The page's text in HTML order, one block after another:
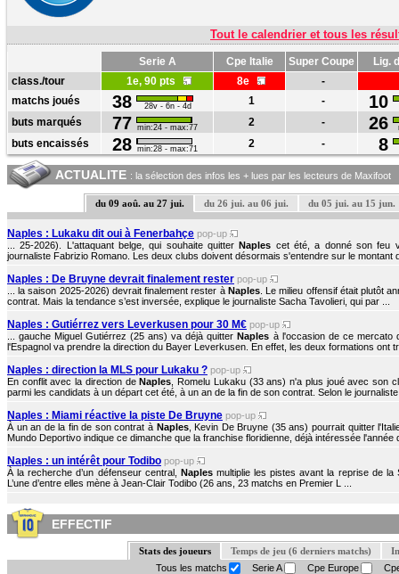
Tout le calendrier et tous les
Serie A Cpe Italie Super Coupe
Lig.
class./tour
1e, 90 pts 8e
-
matchs joués
38 28v - 6n - 4d 1 - 10
buts marqués 77 min:24 - max:77 2 - 26
buts encaissés 28 min:28 - max:71 2 - 8
ACTUALITE : la sélection des infos les + lues par les lecteurs de Maxifoot
du 09 aoû. au 27 jui. du 26 jui. au 06 jui. du 05 jui. au 15 jun.
Naples : Lukaku dit oui à Fenerbahçe pop-up
... 25-2026). L'attaquant belge, qui souhaite quitterNaples cet été, a donné son feu
journaliste Fabrizio Romano. Les deux clubs doivent désormais s'entendre sur le montant
Naples : De Bruyne devrait finalement rester pop-up
... la saison 2025-2026) devrait finalement rester à Naples. Le milieu offensif était plutôt
contrat. Mais la tendance s’est inversée, explique le journaliste Sacha Tavolieri, qui par ...
Naples : Gutiérrez vers Leverkusen pour 30 M€ pop-up
... gauche Miguel Gutiérrez (25 ans) va déjà quitterNaples à l'occasion de ce mercato
l'Espagnol va prendre la direction du Bayer Leverkusen. En effet, les deux formations ont
Naples : direction la MLS pour Lukaku ? pop-up
En conflit avec la direction deNaples , Romelu Lukaku (33 ans) n'a plus joué avec son
parmi les candidats à un départ cet été, à un an de la fin de son contrat. Selon le
Naples : Miami réactive la piste De Bruyne pop-up
À un an de la fin de son contrat à Naples, Kevin De Bruyne (35 ans) pourrait quitter
Mundo Deportivo indique ce dimanche que la franchise floridienne, déjà intéressée l'année
Naples : un intérêt pour Todibo pop-up
À la recherche d’un défenseur central, Naplesmultiplie les pistes avant la reprise de la
L’une d’entre elles mène à Jean-Clair Todibo (26 ans, 23 matchs en Premier L ...
EFFECTIF
Stats des joueurs Temps de jeu (6 derniers matchs)
Tous les matchs
Serie A Cpe Europe